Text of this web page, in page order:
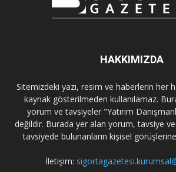
HAKKIMIZDA
Sitemizdeki yazı, resim ve haberlerin her
kaynak gösterilmeden kullanılamaz.
yorum ve tavsiyeler "Yatırım
değildir. Burada yer alan yorum, tavsiye
tavsiyede bulunanların kişisel
İletişim: